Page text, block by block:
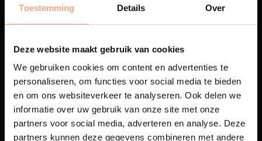
Toestemming Details Over
Deze website maakt gebruik van cookies
We gebruiken cookies om content en advertenties te
personaliseren, om functies voor social media te bieden
en om ons websiteverkeer te analyseren. Ook delen we
informatie over uw gebruik van onze site met onze
partners voor social media, adverteren en analyse. Deze
partners kunnen deze gegevens combineren met andere
Maatwerk
Een exclusieve handgemaakte